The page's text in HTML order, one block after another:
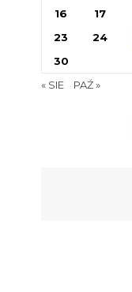
16
17
23
24
30
« SIE
PAŹ »